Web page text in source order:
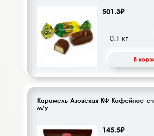
501.3₽
В
Карамель Азовская КФ Кофейное
м/у
145.5₽